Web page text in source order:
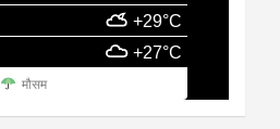
+29°C
+27°C
मौसम